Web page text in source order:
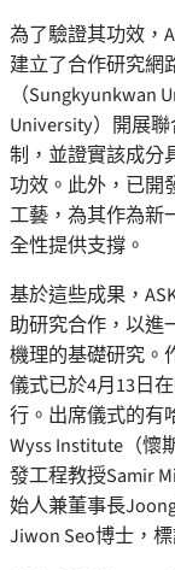
為了驗證其功效，
建立了合作研究網
（Sungkyunkwan
University）開展
制，並證實該成分
功效。此外，已開
工藝，為其作為新
全性提供支撐。
基於這些成果，
助研究合作，以進
機理的基礎研究。
儀式已於4月13日
行。出席儀式的有
Wyss Institute‌（懷
發工程教授Samir
始人兼董事長
Jiwon Seo博士，